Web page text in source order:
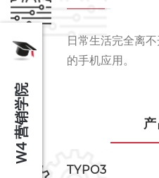
W4 营销学院
日常生活完全离
的手机应用。
TYPO3